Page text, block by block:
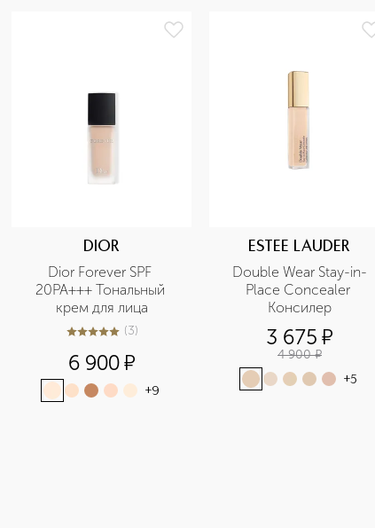
DIOR
Dior Forever SPF
20PA+++ Тональный
крем для лица
5из 53 (3)
6 900¤
+9
ESTEE LAUDER
Double Wear Stay-in-
Place Concealer
Консилер
3 675 ¤
4 900 ¤
+5